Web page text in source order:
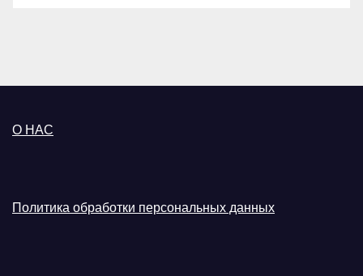
О НАС
Политика обработки персональных данных